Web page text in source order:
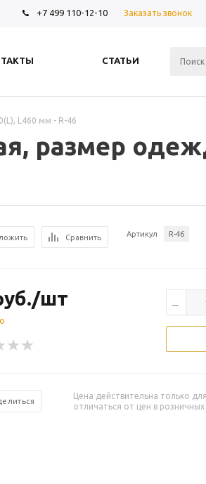
+7 499 110-12-10 Заказать звонок
СТАТЬИ
L460 мм - R-46
размер
Сравнить Артикул R-46
/шт
Цена действительна только
отличаться от цен в розничных